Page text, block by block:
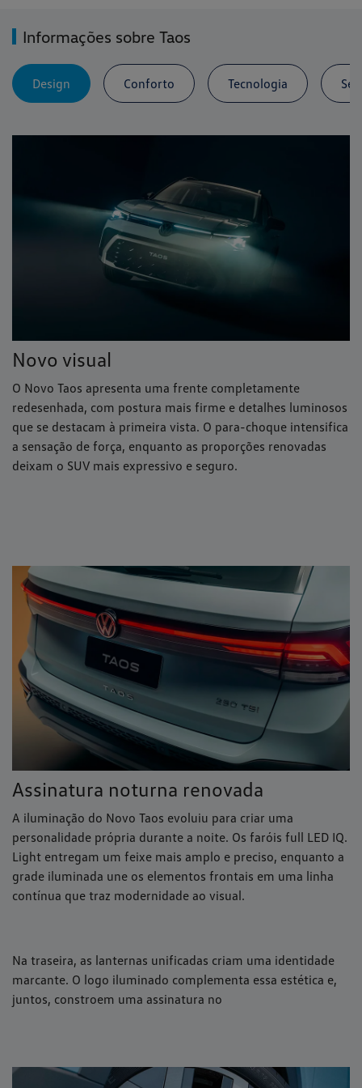
Informações sobre Taos
Design Conforto Tecnologia
Novo visual
O Novo Taos apresenta uma frente completamente
redesenhada, com postura mais firme e detalhes luminosos
que se destacam à primeira vista. O para-choque intensifica
a sensação de força, enquanto as proporções renovadas
deixam o SUV mais expressivo e seguro.
Assinatura noturna renovada
A iluminação do Novo Taos evoluiu para criar uma
personalidade própria durante a noite. Os faróis full LED IQ.
Light entregam um feixe mais amplo e preciso, enquanto a
grade iluminada une os elementos frontais em uma linha
contínua que traz modernidade ao visual.
Na traseira, as lanternas unificadas criam uma identidade
marcante. O logo iluminado complementa essa estética e,
juntos, constroem uma assinatura no